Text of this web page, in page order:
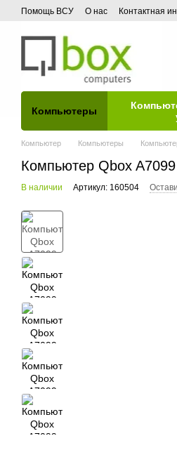
Перейти к основному контенту
Помощь ВСУ О нас Контактная
Компьютеры
Компьютер Компьютеры
Компьютер Qbox A7099
В наличии Артикул: 160504